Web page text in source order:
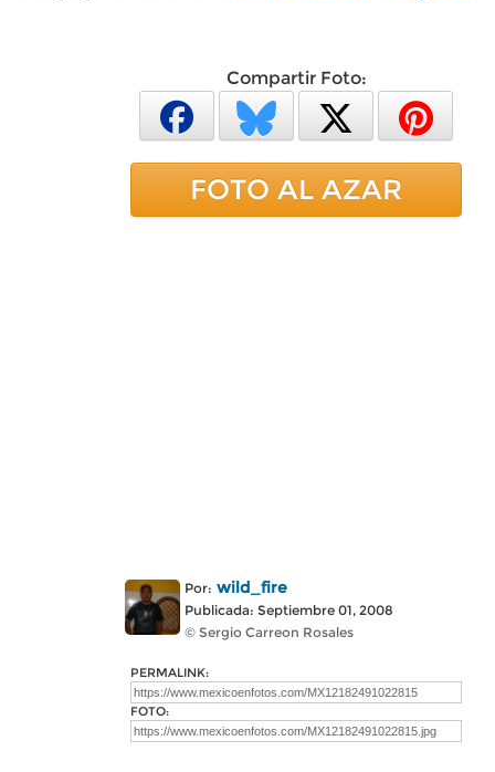
Compartir Foto:
FOTO AL AZAR
Por: wild_fire
Publicada: Septiembre 01, 2008
© Sergio Carreon Rosales
PERMALINK:
FOTO: